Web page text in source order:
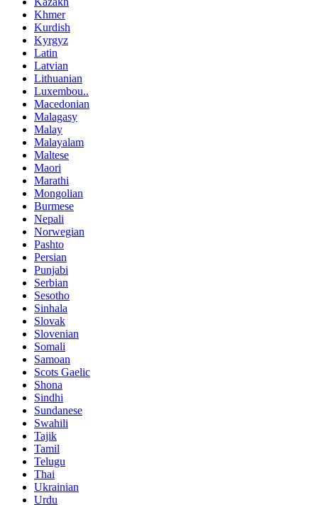
Khmer
Kurdish
Kyrgyz
Latin
Latvian
Lithuanian
Luxembou..
Macedonian
Malagasy
Malay
Malayalam
Maltese
Maori
Marathi
Mongolian
Burmese
Nepali
Norwegian
Pashto
Persian
Punjabi
Serbian
Sesotho
Sinhala
Slovak
Slovenian
Somali
Samoan
Scots Gaelic
Shona
Sindhi
Sundanese
Swahili
Tajik
Tamil
Telugu
Thai
Ukrainian
Urdu